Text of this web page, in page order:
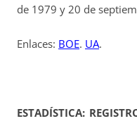
de 1979 y 20 de
Enlaces: BOE. UA.
ESTADÍSTICA: